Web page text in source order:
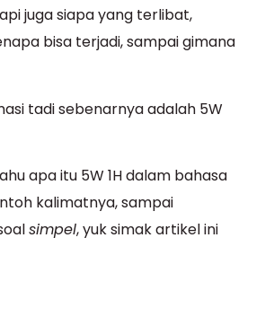
juga siapa yang terlibat,
bisa terjadi, sampaigimana
tadi sebenarnya adalah 5W
apa itu 5W 1H dalam bahasa
kalimatnya, sampai
simpel, yuk simak artikel ini